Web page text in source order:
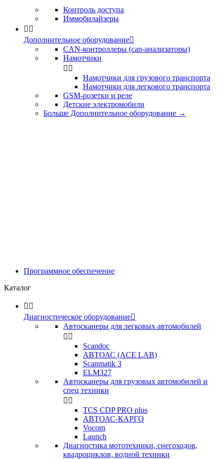
Контроль доступа
Иммобилайзеры
 
Дополнительное оборудование
CAN-контроллеры (can-анализаторы)
Намотчики
 
Намотчики для грузового транспорта
Намотчики для легкового транспорта
GSM-розетки и реле
Детские электромобили
Больше Дополнительное оборудование →
Программное обеспечение
Каталог
 
Диагностическое оборудование
Автосканеры для легковых автомобилей
 
Scandoc
АВТОАС (ACE LAB)
Scanmatik 3
ELM327
Автосканеры для грузовых автомобилей и
спец техники
 
TCS CDP PRO plus
АВТОАС-КАРГО
Vocom
Launch
Диагностика мототехники, снегоходов,
квадроциклов, водной техники